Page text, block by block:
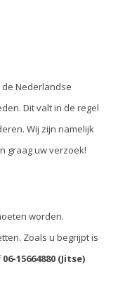
Nederlandse
Dit valt in de regel
Wij zijn namelijk
graag uw verzoek!
worden.
Zoals u begrijpt is
06-15664880 (Jitse)